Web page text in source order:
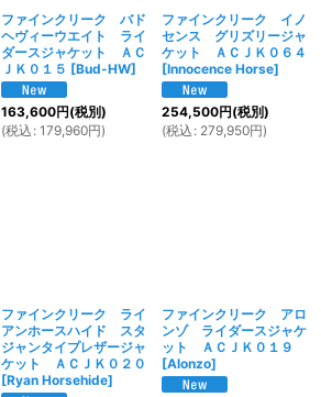
ファインクリーク バド
ヘヴィーウエイト ライ
ダースジャケット ＡＣ
ＪＫ０１５ [Bud-HW]
163,600円(税別)
(税込 : 179,960円)
ファインクリーク イノ
センス グリズリージャ
ケット ＡＣＪＫ０６４
[Innocence Horse]
254,500円(税別)
(税込 : 279,950円)
ファインクリーク ライ
アンホースハイド スタ
ジャンタイプレザージャ
ケット ＡＣＪＫ０２０
[Ryan Horsehide]
ファインクリーク アロ
ンゾ ライダースジャケ
ット ＡＣＪＫ０１９
[Alonzo]